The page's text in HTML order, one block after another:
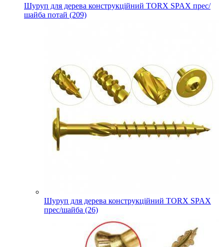
Шуруп для дерева конструкційний TORX SPAX прес/
шайба потай (209)
Шуруп для дерева конструкційний TORX SPAX
прес/шайба (26)